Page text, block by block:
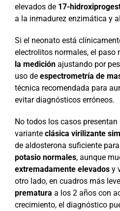
elevados de 17-
a la inmadurez enzimática y
Si el neonato está
electrolitos normales, el paso
la mediciónajustando por
uso de espectrometría de
técnica recomendada para
evitar diagnósticos erróneos.
No todos los casos
variante clásica virilizante
de aldosterona suficiente
potasio normales, aunque
extremadamente elevadosy
otro lado, en cuadros más
prematura a los 2 años con
crecimiento, el diagnóstico